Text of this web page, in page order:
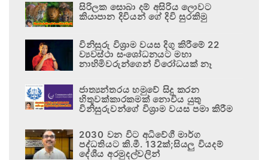
සිරිලක සොබා දම් අසිරිය ලොවට
කියාපාන දිවියන් ගේ දිවි සුරකිමු
විනිසුරු විශ්‍රාම වයස දිගු කිරීමේ 22
ව්‍යවස්ථා සංශෝධනයට මහා
නාහිමිවරුන්ගෙන් විරෝධයක් නෑ
ජාත්‍යන්තරය හමුවේ සිදු කරන
හිතුවක්කාරකමක් නොවිය යුතු
විනිසුරුවන්ගේ විශ්‍රාම වයස පමා කිරීම
2030 වන විට අධිවේගී මාර්ග
පද්ධතියට කි.මී. 132ක්;සියලු වියදම්
දේශීය අරමුදල්වලින්